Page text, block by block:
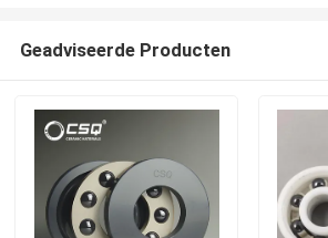
Geadviseerde Producten